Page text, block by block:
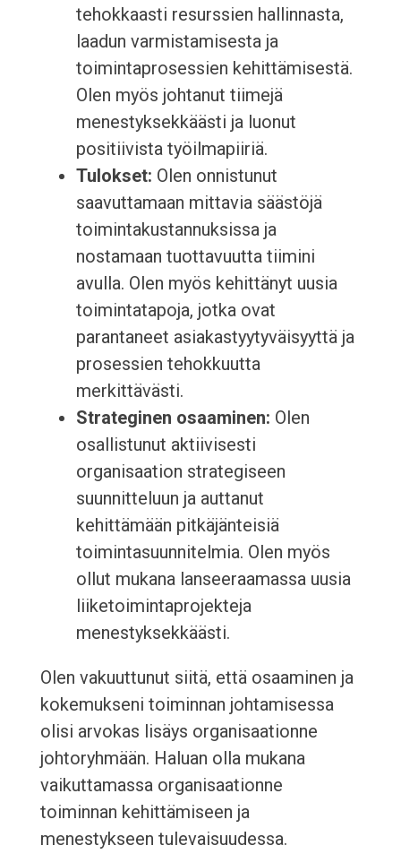
tehokkaasti resurssien hallinnasta,
laadun varmistamisesta ja
toimintaprosessien kehittämisestä.
Olen myös johtanut tiimejä
menestyksekkäästi ja luonut
positiivista työilmapiiriä.
Tulokset: Olen onnistunut
saavuttamaan mittavia säästöjä
toimintakustannuksissa ja
nostamaan tuottavuutta tiimini
avulla. Olen myös kehittänyt uusia
toimintatapoja, jotka ovat
parantaneet asiakastyytyväisyyttä ja
prosessien tehokkuutta
merkittävästi.
Strateginen osaaminen: Olen
osallistunut aktiivisesti
organisaation strategiseen
suunnitteluun ja auttanut
kehittämään pitkäjänteisiä
toimintasuunnitelmia. Olen myös
ollut mukana lanseeraamassa uusia
liiketoimintaprojekteja
menestyksekkäästi.
Olen vakuuttunut siitä, että osaaminen ja
kokemukseni toiminnan johtamisessa
olisi arvokas lisäys organisaationne
johtoryhmään. Haluan olla mukana
vaikuttamassa organisaationne
toiminnan kehittämiseen ja
menestykseen tulevaisuudessa.